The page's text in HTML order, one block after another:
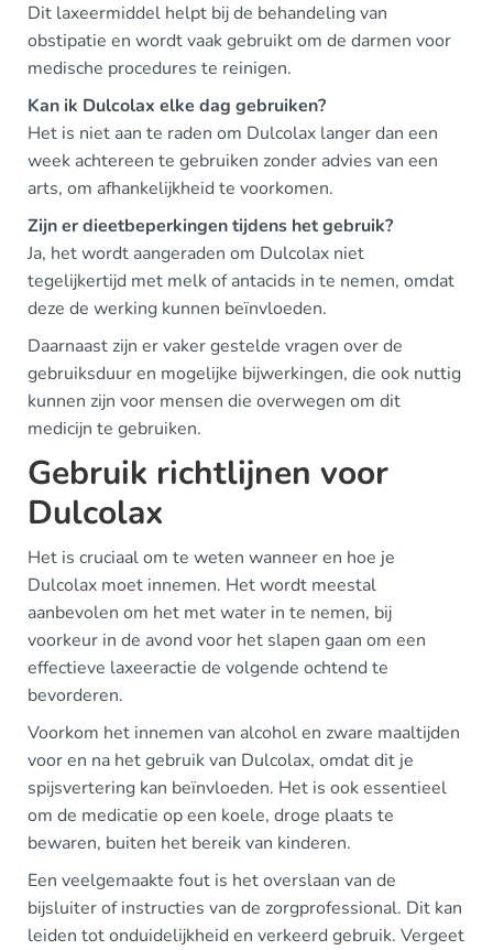
Dit laxeermiddel helpt bij de behandeling van
obstipatie en wordt vaak gebruikt om de darmen voor
medische procedures te reinigen.
Kan ik Dulcolax elke dag gebruiken?
Het is niet aan te raden om Dulcolax langer dan een
week achtereen te gebruiken zonder advies van een
arts, om afhankelijkheid te voorkomen.
Zijn er dieetbeperkingen tijdens het gebruik?
Ja, het wordt aangeraden om Dulcolax niet
tegelijkertijd met melk of antacids in te nemen, omdat
deze de werking kunnen beïnvloeden.
Daarnaast zijn er vaker gestelde vragen over de
gebruiksduur en mogelijke bijwerkingen, die ook nuttig
kunnen zijn voor mensen die overwegen om dit
medicijn te gebruiken.
Gebruik richtlijnen voor
Dulcolax
Het is cruciaal om te weten wanneer en hoe je
Dulcolax moet innemen. Het wordt meestal
aanbevolen om het met water in te nemen, bij
voorkeur in de avond voor het slapen gaan om een
effectieve laxeeractie de volgende ochtend te
bevorderen.
Voorkom het innemen van alcohol en zware maaltijden
voor en na het gebruik van Dulcolax, omdat dit je
spijsvertering kan beïnvloeden. Het is ook essentieel
om de medicatie op een koele, droge plaats te
bewaren, buiten het bereik van kinderen.
Een veelgemaakte fout is het overslaan van de
bijsluiter of instructies van de zorgprofessional. Dit kan
leiden tot onduidelijkheid en verkeerd gebruik. Vergeet